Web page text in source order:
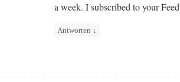
a week. I subscribed to your
Antworten ↓